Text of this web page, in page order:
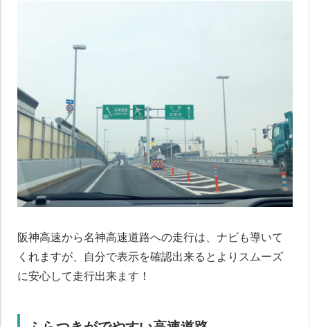
阪神高速から名神高速道路への走行は、ナビも導いて
くれますが、自分で表示を確認出来るとよりスムーズ
に安心して走行出来ます！